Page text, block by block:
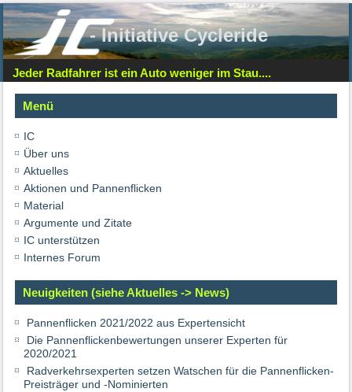
- Initiative Cycleride
Jeder Radfahrer ist ein Auto weniger im Stau....
Menü
IC
Über uns
Aktuelles
Aktionen und Pannenflicken
Material
Argumente und Zitate
IC unterstützen
Internes Forum
Neuigkeiten (siehe Aktuelles -> News)
Pannenflicken 2021/2022 aus Expertensicht
Die Pannenflickenbewertungen unserer Experten für
2020/2021
Radverkehrsexperten setzen Watschen für die Pannenflicken-
Preisträger und -Nominierten